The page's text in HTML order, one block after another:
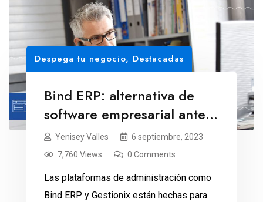
Despega tu negocio, Destacadas
Bind ERP: alternativa de
software empresarial ante
la salida de Gestionix
Yenisey Valles
6 septiembre, 2023
7,760 Views
0 Comments
Las plataformas de administración como
Bind ERP y Gestionix están hechas para